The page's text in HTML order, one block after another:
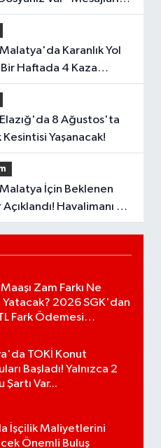
Bir Haftada 4 Kaza
Kesintisi Yaşanacak!
Havalimanı ve
Açılıyor..
Zam Farkı Ne
Yatacak? 2026 SGK'dan
Fark Ödemesi
TOKİ Konut
Başladı! Yalnızca 2
Şartı Var...
İşçilik Maliyetlerini
Önemli Buluş